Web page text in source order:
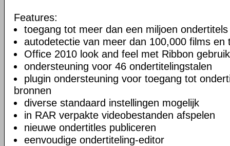
Features:
toegang tot meer dan een miljoen ondertitels
autodetectie van meer dan 100,000 films en
Office 2010 look and feel met Ribbon
ondersteuning voor 46 ondertitelingstalen
plugin ondersteuning voor toegang tot
bronnen
diverse standaard instellingen mogelijk
in RAR verpakte videobestanden afspelen
nieuwe ondertitles publiceren
eenvoudige ondertiteling-editor